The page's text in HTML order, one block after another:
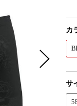
カ
サ